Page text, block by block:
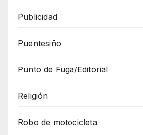
Publicidad
Puentesiño
Punto de Fuga/Editorial
Religión
Robo de motocicleta